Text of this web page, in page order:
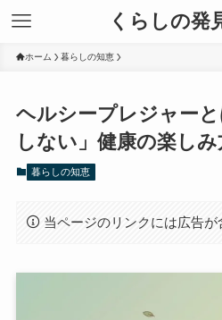
くらしの発
ホーム 暮らしの知恵
ヘルシープレジャー
しない」健康の楽しみ
暮らしの知恵
当ページのリンクには広告が